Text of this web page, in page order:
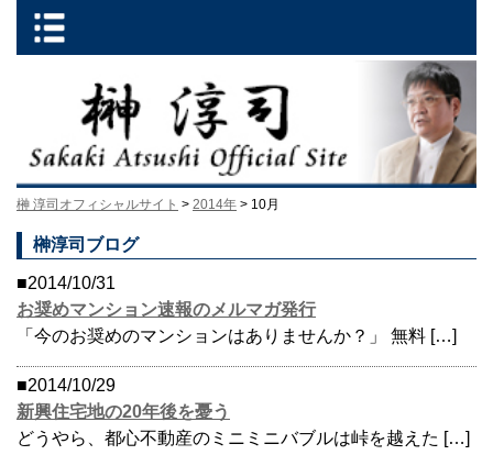
榊 淳司オフィシャルサイト > 2014年 > 10月
榊淳司ブログ
■2014/10/31
お奨めマンション速報のメルマガ発行
「今のお奨めのマンションはありませんか？」 無料 […]
■2014/10/29
新興住宅地の20年後を憂う
どうやら、都心不動産のミニミニバブルは峠を越えた […]